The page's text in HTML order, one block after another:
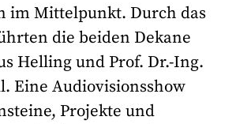
im Mittelpunkt. Durch das
die beiden Dekane
Helling und Prof. Dr.-Ing.
Eine Audiovisionsshow
Projekte und